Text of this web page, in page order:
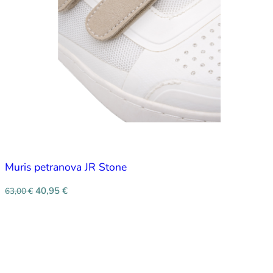
Muris petranova JR Stone
63,00€ 40,95 €